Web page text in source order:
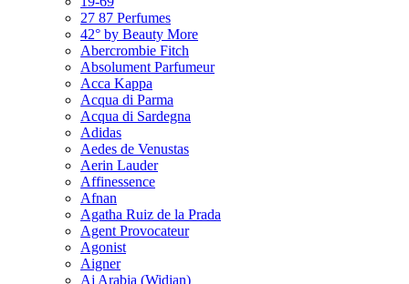
27 87 Perfumes
42° by Beauty More
Abercrombie Fitch
Absolument Parfumeur
Acca Kappa
Acqua di Parma
Acqua di Sardegna
Adidas
Aedes de Venustas
Aerin Lauder
Affinessence
Afnan
Agatha Ruiz de la Prada
Agent Provocateur
Agonist
Aigner
Aj Arabia (Widian)